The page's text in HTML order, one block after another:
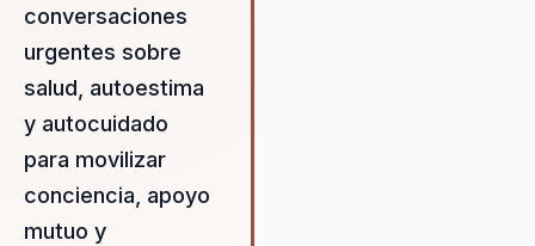
conversaciones
urgentes sobre
salud, autoestima
y autocuidado
para movilizar
conciencia, apoyo
mutuo y